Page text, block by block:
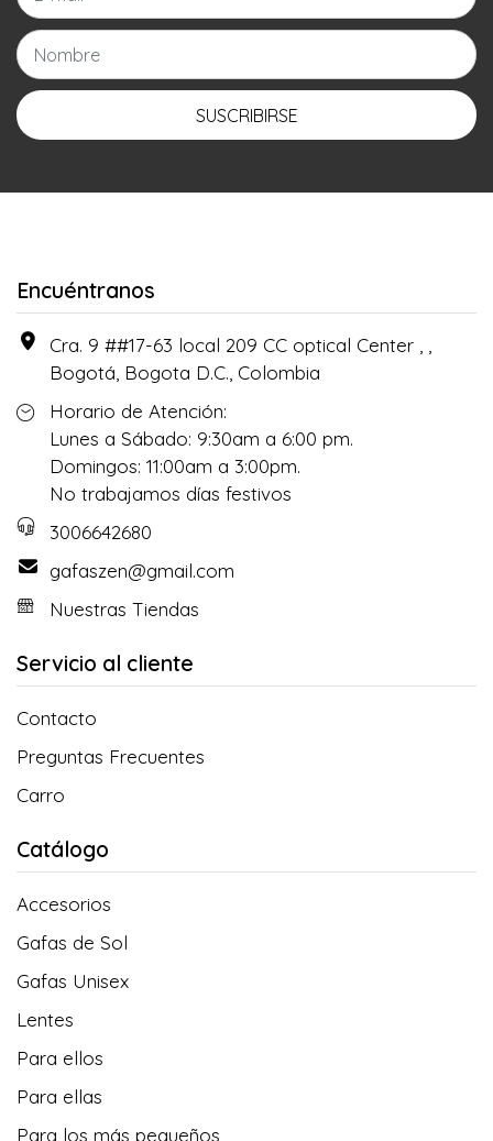
SUSCRIBIRSE
Encuéntranos
Cra. 9 ##17-63 local 209 CC optical Center , ,
Bogotá, Bogota D.C., Colombia
Horario de Atención:
Lunes a Sábado: 9:30am a 6:00 pm.
Domingos: 11:00am a 3:00pm.
No trabajamos días festivos
3006642680
gafaszen@gmail.com
Nuestras Tiendas
Servicio al cliente
Contacto
Preguntas Frecuentes
Carro
Catálogo
Accesorios
Gafas de Sol
Gafas Unisex
Lentes
Para ellos
Para ellas
Para los más pequeños